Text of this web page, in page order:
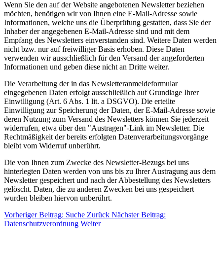
Wenn Sie den auf der Website angebotenen Newsletter beziehen
möchten, benötigen wir von Ihnen eine E-Mail-Adresse sowie
Informationen, welche uns die Überprüfung gestatten, dass Sie der
Inhaber der angegebenen E-Mail-Adresse sind und mit dem
Empfang des Newsletters einverstanden sind. Weitere Daten werden
nicht bzw. nur auf freiwilliger Basis erhoben. Diese Daten
verwenden wir ausschließlich für den Versand der angeforderten
Informationen und geben diese nicht an Dritte weiter.
Die Verarbeitung der in das Newsletteranmeldeformular
eingegebenen Daten erfolgt ausschließlich auf Grundlage Ihrer
Einwilligung (Art. 6 Abs. 1 lit. a DSGVO). Die erteilte
Einwilligung zur Speicherung der Daten, der E-Mail-Adresse sowie
deren Nutzung zum Versand des Newsletters können Sie jederzeit
widerrufen, etwa über den "Austragen"-Link im Newsletter. Die
Rechtmäßigkeit der bereits erfolgten Datenverarbeitungsvorgänge
bleibt vom Widerruf unberührt.
Die von Ihnen zum Zwecke des Newsletter-Bezugs bei uns
hinterlegten Daten werden von uns bis zu Ihrer Austragung aus dem
Newsletter gespeichert und nach der Abbestellung des Newsletters
gelöscht. Daten, die zu anderen Zwecken bei uns gespeichert
wurden bleiben hiervon unberührt.
Vorheriger Beitrag: Suche Zurück Nächster Beitrag:
Datenschutzverordnung Weiter